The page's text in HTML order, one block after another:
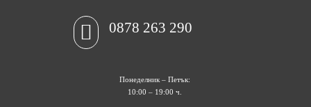
 0878 263 290
Понеделник – Петък:
10:00 – 19:00 ч.